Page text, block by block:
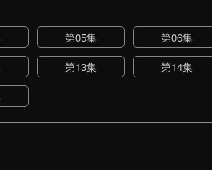
第05集 第06集
第13集 第14集